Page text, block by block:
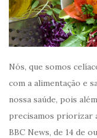
Nós, que somos
com a alimentação e
nossa saúde, pois
precisamos priorizar
BBC News, de 14 de